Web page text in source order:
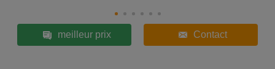
meilleur prix Contact